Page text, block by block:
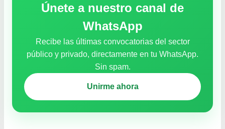
Únete a nuestro canal de
WhatsApp
Recibe las últimas convocatorias del sector
público y privado, directamente en tu WhatsApp.
Sin spam.
Unirme ahora